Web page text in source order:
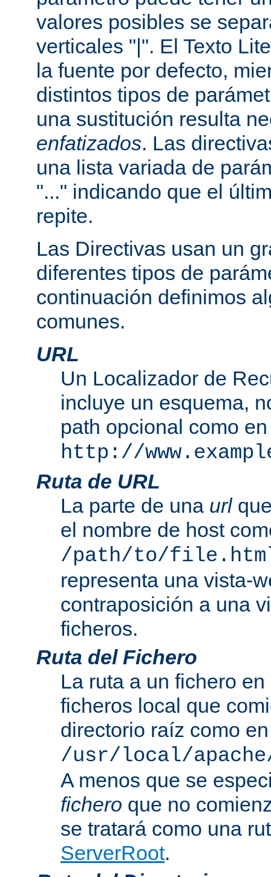
valores posibles se
verticales "|". El Texto
la fuente por defecto,
distintos tipos de
una sustitución resulta
enfatizados. Las
una lista variada de
"..." indicando que el
repite.
Las Directivas usan un
diferentes tipos de
continuación definimos
comunes.
URL
Un Localizador de
incluye un esquema,
path opcional como en
http://
Ruta de URL
La parte de una url
el nombre de host
/path/to/
representa una vista-
contraposición a una
ficheros.
Ruta del Fichero
La ruta a un fichero
ficheros local que
directorio raíz como en
/usr/local/
A menos que se
fichero que no
se tratará como una
ServerRoot.